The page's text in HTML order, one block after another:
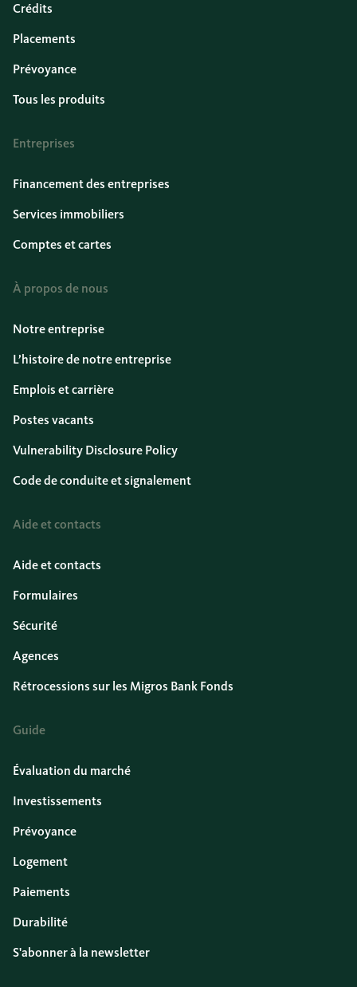
Crédits
Placements
Prévoyance
Tous les produits
Entreprises
Financement des entreprises
Services immobiliers
Comptes et cartes
À propos de nous
Notre entreprise
L’histoire de notre entreprise
Emplois et carrière
Postes vacants
Vulnerability Disclosure Policy
Code de conduite et signalement
Aide et contacts
Aide et contacts
Formulaires
Sécurité
Agences
Rétrocessions sur les Migros Bank Fonds
Guide
Évaluation du marché
Investissements
Prévoyance
Logement
Paiements
Durabilité
S'abonner à la newsletter